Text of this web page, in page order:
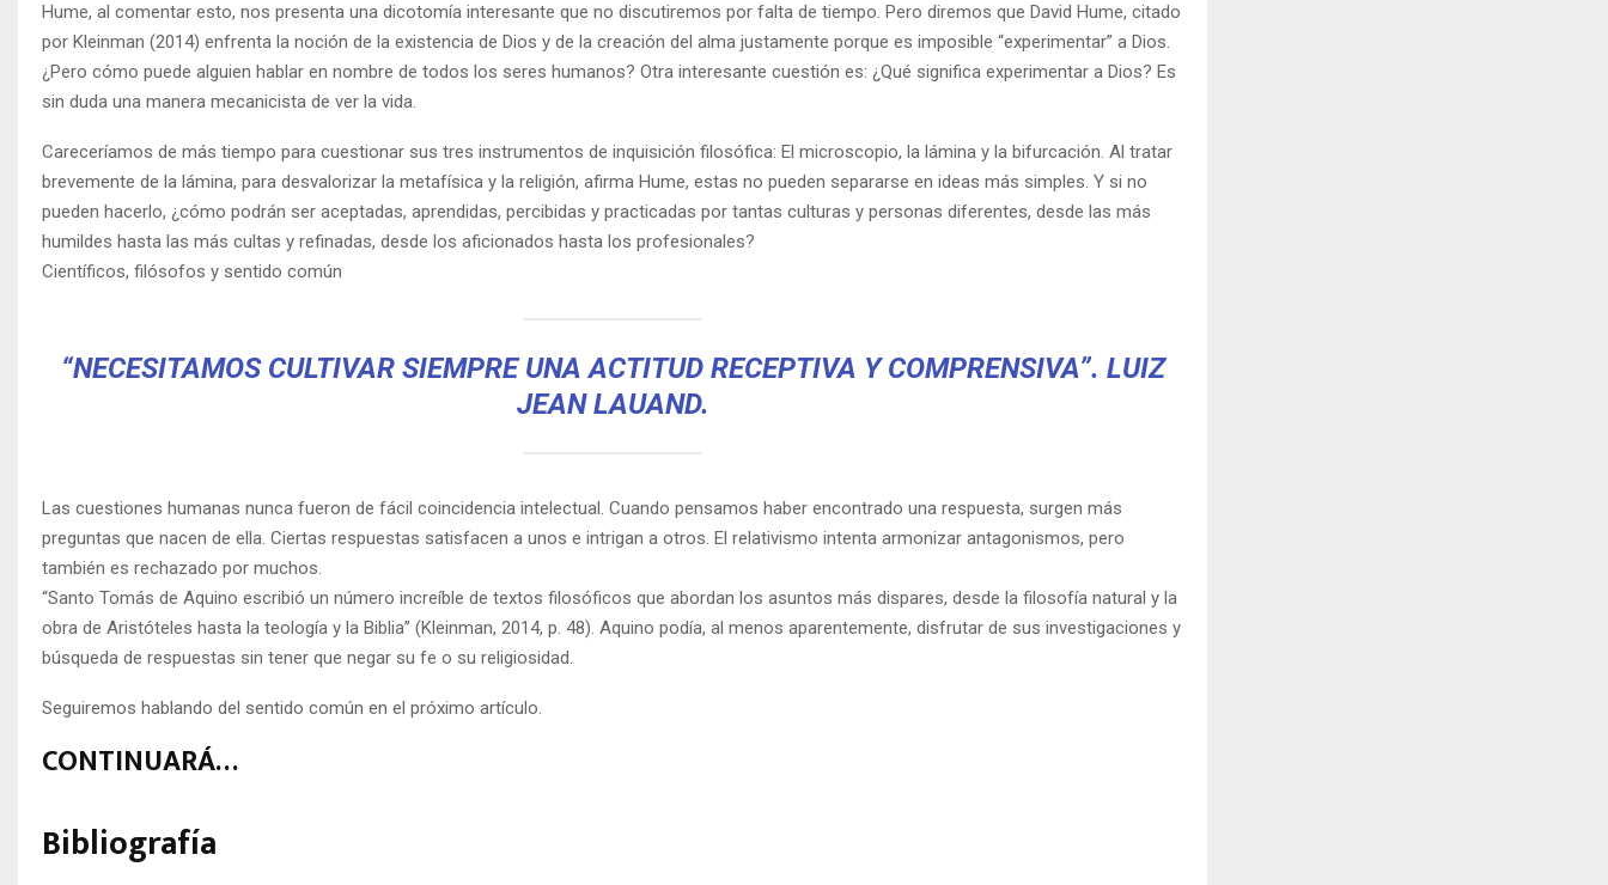
Hume, al comentar esto, nos presenta una dicotomía interesante que no discutiremos por falta de tiempo. Pero diremos que David Hume, citado
por Kleinman (2014) enfrenta la noción de la existencia de Dios y de la creación del alma justamente porque es imposible “experimentar” a Dios.
¿Pero cómo puede alguien hablar en nombre de todos los seres humanos? Otra interesante cuestión es: ¿Qué significa experimentar a Dios? Es
sin duda una manera mecanicista de ver la vida.
Careceríamos de más tiempo para cuestionar sus tres instrumentos de inquisición filosófica: El microscopio, la lámina y la bifurcación. Al tratar
brevemente de la lámina, para desvalorizar la metafísica y la religión, afirma Hume, estas no pueden separarse en ideas más simples. Y si no
pueden hacerlo, ¿cómo podrán ser aceptadas, aprendidas, percibidas y practicadas por tantas culturas y personas diferentes, desde las más
humildes hasta las más cultas y refinadas, desde los aficionados hasta los profesionales?
Científicos, filósofos y sentido común
“NECESITAMOS CULTIVAR SIEMPRE UNA ACTITUD RECEPTIVA Y COMPRENSIVA”. LUIZ
JEAN LAUAND.
Las cuestiones humanas nunca fueron de fácil coincidencia intelectual. Cuando pensamos haber encontrado una respuesta, surgen más
preguntas que nacen de ella. Ciertas respuestas satisfacen a unos e intrigan a otros. El relativismo intenta armonizar antagonismos, pero
también es rechazado por muchos.
“Santo Tomás de Aquino escribió un número increíble de textos filosóficos que abordan los asuntos más dispares, desde la filosofía natural y la
obra de Aristóteles hasta la teología y la Biblia” (Kleinman, 2014, p. 48). Aquino podía, al menos aparentemente, disfrutar de sus investigaciones y
búsqueda de respuestas sin tener que negar su fe o su religiosidad.
Seguiremos hablando del sentido común en el próximo artículo.
CONTINUARÁ…
Bibliografía